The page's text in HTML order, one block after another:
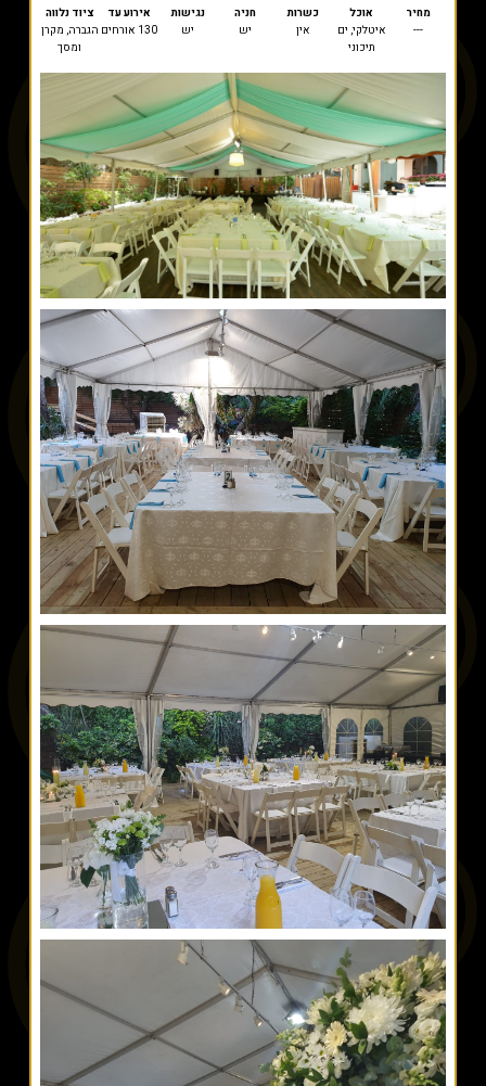
מחיר אוכל כשרות חניה נגישות אירוע עד
ציוד נלווה
---
איטלקי, ים
תיכוני
אין יש יש 130 אורחים
הגברה, מקרן
ומסך